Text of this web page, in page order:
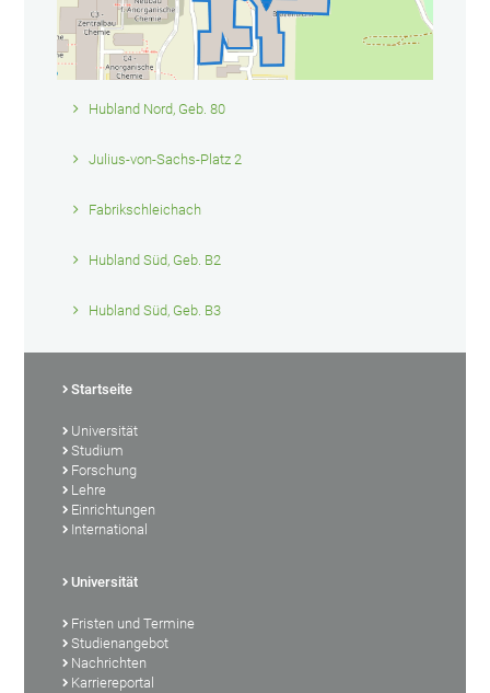
Hubland Nord, Geb. 80
Julius-von-Sachs-Platz 2
Fabrikschleichach
Hubland Süd, Geb. B2
Hubland Süd, Geb. B3
Startseite
Universität
Studium
Forschung
Lehre
Einrichtungen
International
Universität
Fristen und Termine
Studienangebot
Nachrichten
Karriereportal